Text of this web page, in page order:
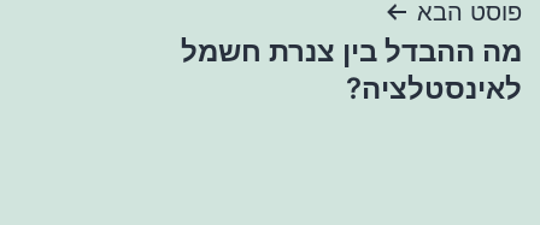
פוסט הבא
מה ההבדל בין צנרת חשמל
לאינסטלציה?